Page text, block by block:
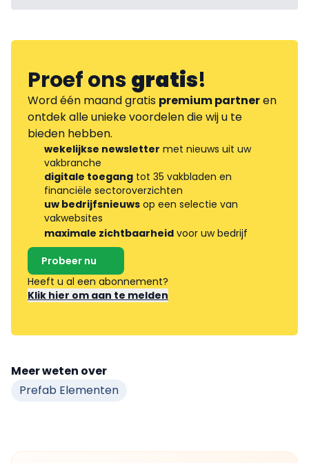
Proef onsgratis!
Word één maand gratis premium partneren
ontdek alle unieke voordelen die wij u te
bieden hebben.
wekelijkse newsletter met nieuws uit uw
vakbranche
digitale toegang tot 35 vakbladen en
financiële sectoroverzichten
uw bedrijfsnieuws op een selectie van
vakwebsites
maximale zichtbaarheid voor uw bedrijf
Probeer nu
Heeft u al een abonnement?
Klik hier om aan te melden
Meer weten over
Prefab Elementen